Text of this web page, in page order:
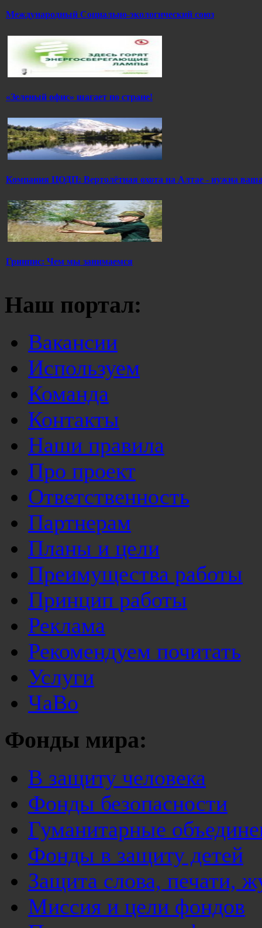
Международный Социально-экологический союз
«Зеленый офис» шагает по стране!
Компания ЦОДП: Вертолётная охота на Алтае - нужна
Гринпис: Чем мы занимаемся
Наш портал:
Вакансии
Используем
Команда
Контакты
Наши правила
Про проект
Ответственность
Партнерам
Планы и цели
Преимущества работы
Принцип работы
Реклама
Рекомендуем почитать
Услуги
ЧаВо
Фонды мира:
В защиту человека
Фонды безопасности
Гуманитарные
Фонды в защиту детей
Защита слова, печати,
Миссия и цели фондов